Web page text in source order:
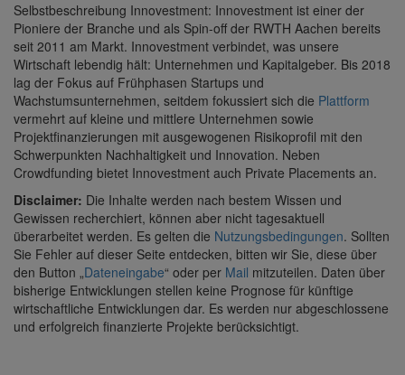
Selbstbeschreibung Innovestment: Innovestment ist einer der
Pioniere der Branche und als Spin-off der RWTH Aachen bereits
seit 2011 am Markt. Innovestment verbindet, was unsere
Wirtschaft lebendig hält: Unternehmen und Kapitalgeber. Bis 2018
lag der Fokus auf Frühphasen Startups und
Wachstumsunternehmen, seitdem fokussiert sich die Plattform
vermehrt auf kleine und mittlere Unternehmen sowie
Projektfinanzierungen mit ausgewogenen Risikoprofil mit den
Schwerpunkten Nachhaltigkeit und Innovation. Neben
Crowdfunding bietet Innovestment auch Private Placements an.
Disclaimer: Die Inhalte werden nach bestem Wissen und
Gewissen recherchiert, können aber nicht tagesaktuell
überarbeitet werden. Es gelten die Nutzungsbedingungen. Sollten
Sie Fehler auf dieser Seite entdecken, bitten wir Sie, diese über
den Button „Dateneingabe“ oder per Mail mitzuteilen. Daten über
bisherige Entwicklungen stellen keine Prognose für künftige
wirtschaftliche Entwicklungen dar. Es werden nur abgeschlossene
und erfolgreich finanzierte Projekte berücksichtigt.